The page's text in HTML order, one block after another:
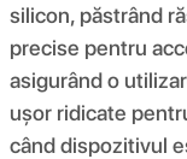
silicon, păstrând
precise pentru
asigurând o
ușor ridicate
când dispozitivul